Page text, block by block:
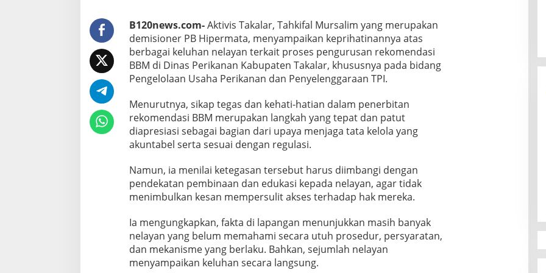
r
e
r
a
n
m
L
u
m
h
B120news.com-Aktivis Takalar, Tahkifal Mursalim yang merupakan
demisioner PB Hipermata, menyampaikan keprihatinannya atas
berbagai keluhan nelayan terkait proses pengurusan rekomendasi
BBM di Dinas Perikanan Kabupaten Takalar, khususnya pada bidang
Pengelolaan Usaha Perikanan dan Penyelenggaraan TPI.
Menurutnya, sikap tegas dan kehati-hatian dalam penerbitan
rekomendasi BBM merupakan langkah yang tepat dan patut
diapresiasi sebagai bagian dari upaya menjaga tata kelola yang
akuntabel serta sesuai dengan regulasi.
Namun, ia menilai ketegasan tersebut harus diimbangi dengan
pendekatan pembinaan dan edukasi kepada nelayan, agar tidak
menimbulkan kesan mempersulit akses terhadap hak mereka.
Ia mengungkapkan, fakta di lapangan menunjukkan masih banyak
nelayan yang belum memahami secara utuh prosedur, persyaratan,
dan mekanisme yang berlaku. Bahkan, sejumlah nelayan
menyampaikan keluhan secara langsung.
Kecurangan, Respons Appi Picu
Amarah Massa
Di Politik | 9 Desember 2025